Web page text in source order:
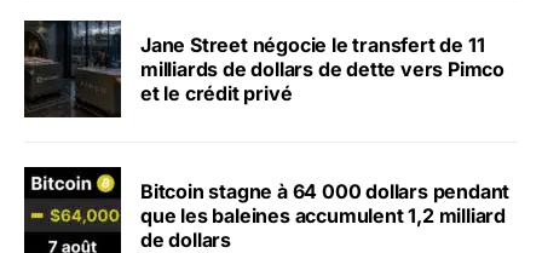
Jane Street négocie le transfert de 11
milliards de dollars de dette vers Pimco
et le crédit privé
Bitcoin stagne à 64 000 dollars pendant
que les baleines accumulent 1,2 milliard
de dollars